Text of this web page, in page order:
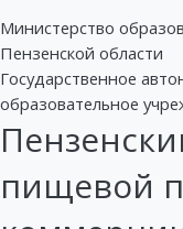
Министерство
Пензенской области
Государственное
образовательное
пищевой